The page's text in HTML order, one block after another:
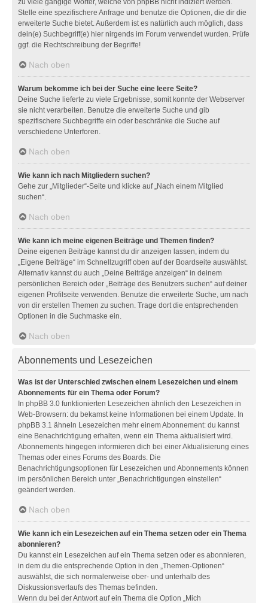
Stelle eine spezifischere Anfrage und benutze die Optionen, die dir die
erweiterte Suche bietet. Außerdem ist es natürlich auch möglich, dass
dein(e) Suchbegriff(e) hier nirgends im Forum verwendet wurden. Prüfe
ggf. die Rechtschreibung der Begriffe!
Nach oben
Warum bekomme ich bei der Suche eine leere Seite?
Deine Suche lieferte zu viele Ergebnisse, somit konnte der Webserver
sie nicht verarbeiten. Benutze die erweiterte Suche und gib
spezifischere Suchbegriffe ein oder beschränke die Suche auf
verschiedene Unterforen.
Nach oben
Wie kann ich nach Mitgliedern suchen?
Gehe zur „Mitglieder“-Seite und klicke auf „Nach einem Mitglied
suchen“.
Nach oben
Wie kann ich meine eigenen Beiträge und Themen finden?
Deine eigenen Beiträge kannst du dir anzeigen lassen, indem du
„Eigene Beiträge“ im Schnellzugriff oben auf der Boardseite auswählst.
Alternativ kannst du auch „Deine Beiträge anzeigen“ in deinem
persönlichen Bereich oder „Beiträge des Benutzers suchen“ auf deiner
eigenen Profilseite verwenden. Benutze die erweiterte Suche, um nach
von dir erstellen Themen zu suchen. Trage dort die entsprechenden
Optionen in die Suchmaske ein.
Nach oben
Abonnements und Lesezeichen
Was ist der Unterschied zwischen einem Lesezeichen und einem
Abonnements für ein Thema oder Forum?
In phpBB 3.0 funktionierten Lesezeichen ähnlich den Lesezeichen in
Web-Browsern: du bekamst keine Informationen bei einem Update. In
phpBB 3.1 ähneln Lesezeichen mehr einem Abonnement: du kannst
eine Benachrichtigung erhalten, wenn ein Thema aktualisiert wird.
Abonnements hingegen informieren dich bei einer Aktualisierung eines
Themas oder eines Forums des Boards. Die
Benachrichtigungsoptionen für Lesezeichen und Abonnements können
im persönlichen Bereich unter „Benachrichtigungen einstellen“
geändert werden.
Nach oben
Wie kann ich ein Lesezeichen auf ein Thema setzen oder ein Thema
abonnieren?
Du kannst ein Lesezeichen auf ein Thema setzen oder es abonnieren,
in dem du die entsprechende Option in den „Themen-Optionen“
auswählst, die sich normalerweise ober- und unterhalb des
Diskussionsverlaufs des Themas befinden.
Wenn du bei der Antwort auf ein Thema die Option „Mich